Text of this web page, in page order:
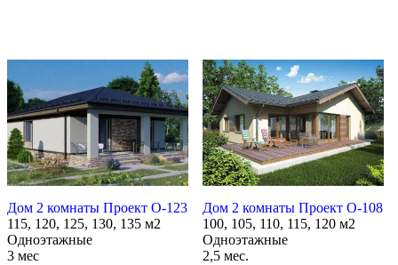
Дом 2 комнаты Проект О-123
115, 120, 125, 130, 135 м2
Одноэтажные
3 мес
Дом 2 комнаты Проект О-108
100, 105, 110, 115, 120 м2
Одноэтажные
2,5 мес.